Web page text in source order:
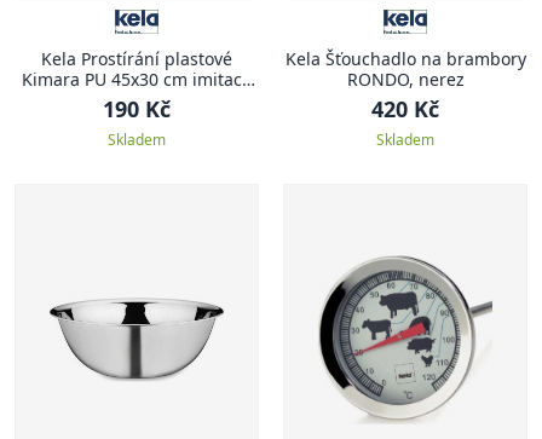
Kela Prostírání plastové
Kimara PU 45x30 cm imitace
kůže světle modrá
190 Kč
Skladem
Kela Šťouchadlo na brambory
RONDO, nerez
420 Kč
Skladem